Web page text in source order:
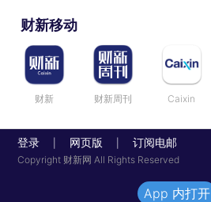
财新移动
财新 财新周刊 Caixin
登录 网页版 订阅电邮
Copyright 财新网 All Rights Reserved
App 内打开